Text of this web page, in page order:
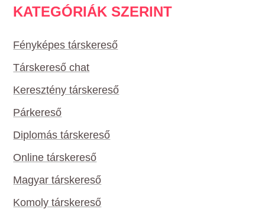
KATEGÓRIÁK SZERINT
Fényképes társkereső
Társkereső chat
Keresztény társkereső
Párkereső
Diplomás társkereső
Online társkereső
Magyar társkereső
Komoly társkereső